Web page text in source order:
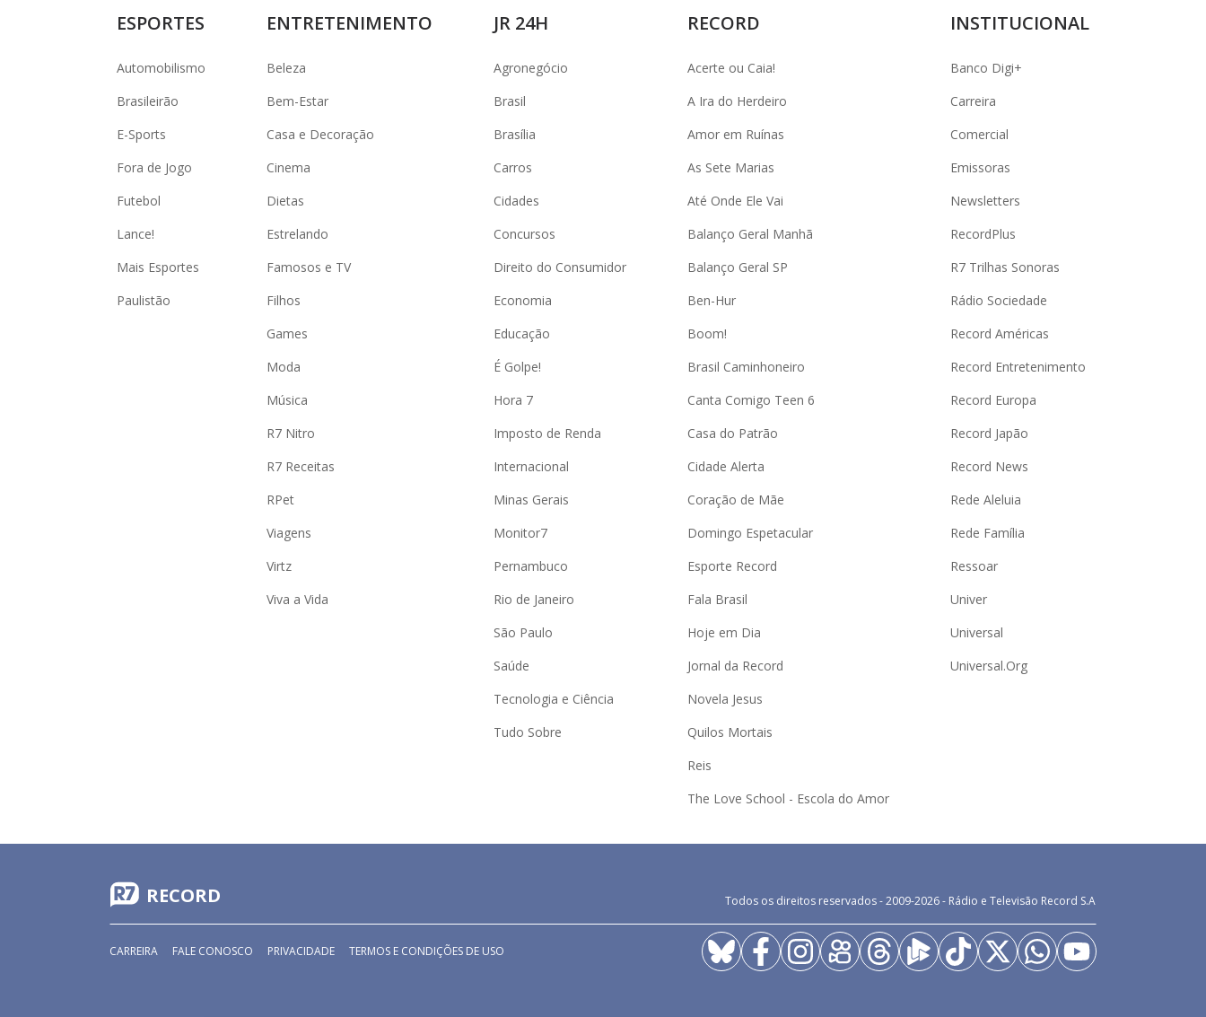
ESPORTES
Automobilismo
Brasileirão
E-Sports
Fora de Jogo
Futebol
Lance!
Mais Esportes
Paulistão
ENTRETENIMENTO
Beleza
Bem-Estar
Casa e Decoração
Cinema
Dietas
Estrelando
Famosos e TV
Filhos
Games
Moda
Música
R7 Nitro
R7 Receitas
RPet
Viagens
Virtz
Viva a Vida
JR 24H
Agronegócio
Brasil
Brasília
Carros
Cidades
Concursos
Direito do Consumidor
Economia
Educação
É Golpe!
Hora 7
Imposto de Renda
Internacional
Minas Gerais
Monitor7
Pernambuco
Rio de Janeiro
São Paulo
Saúde
Tecnologia e Ciência
Tudo Sobre
RECORD
Acerte ou Caia!
A Ira do Herdeiro
Amor em Ruínas
As Sete Marias
Até Onde Ele Vai
Balanço Geral Manhã
Balanço Geral SP
Ben-Hur
Boom!
Brasil Caminhoneiro
Canta Comigo Teen 6
Casa do Patrão
Cidade Alerta
Coração de Mãe
Domingo Espetacular
Esporte Record
Fala Brasil
Hoje em Dia
Jornal da Record
Novela Jesus
Quilos Mortais
Reis
The Love School - Escola do Amor
INSTITUCIONAL
Banco Digi+
Carreira
Comercial
Emissoras
Newsletters
RecordPlus
R7 Trilhas Sonoras
Rádio Sociedade
Record Américas
Record Entretenimento
Record Europa
Record Japão
Record News
Rede Aleluia
Rede Família
Ressoar
Univer
Universal
Universal.Org
RECORD Todos os direitos reservados - 2009-2026- Rádio e Televisão Record S.A
CARREIRA FALE CONOSCO PRIVACIDADE TERMOS E CONDIÇÕES DE USO